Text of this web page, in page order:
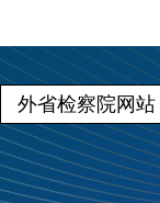
外省检察院网站